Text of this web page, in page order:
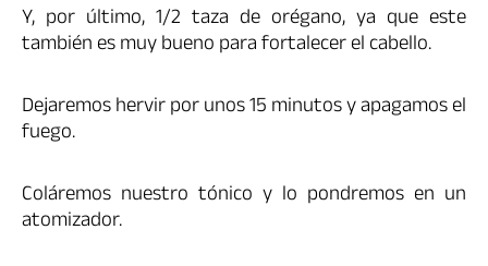
Y, por último, 1/2 taza de orégano, ya que este
también es muy bueno para fortalecer el cabello.
Dejaremos hervir por unos 15 minutos y apagamos el
fuego.
Coláremos nuestro tónico y lo pondremos en un
atomizador.